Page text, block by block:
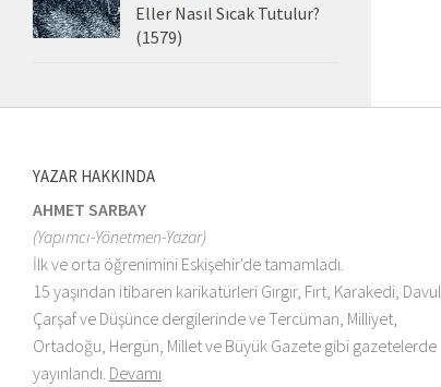
Eller Nasıl Sıcak Tutulur?
(1579)
YAZAR HAKKINDA
AHMET SARBAY
(Yapımcı-Yönetmen-Yazar)
İlk ve orta öğrenimini Eskişehir'de tamamladı.
15 yaşından itibaren karikatürleri Gırgır, Fırt, Karakedi, Davul,
Çarşaf ve Düşünce dergilerinde ve Tercüman, Milliyet,
Ortadoğu, Hergün, Millet ve Büyük Gazete gibi gazetelerde
yayınlandı. Devamı